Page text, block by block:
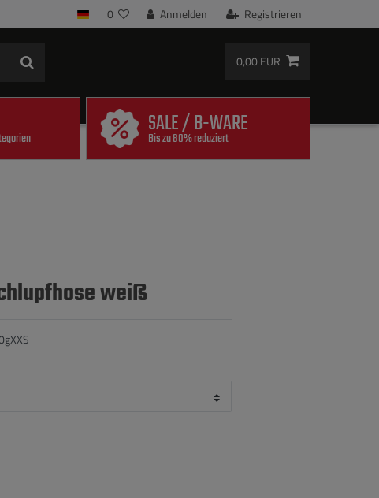
Anmelden Registrieren
0
0,00 EUR
SALE / B-WARE
Bis zu 80% reduziert
weiß